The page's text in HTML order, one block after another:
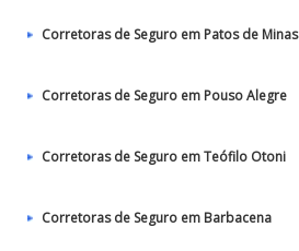
Corretoras de Seguro em Patos de Minas
Corretoras de Seguro em Pouso Alegre
Corretoras de Seguro em Teófilo Otoni
Corretoras de Seguro em Barbacena